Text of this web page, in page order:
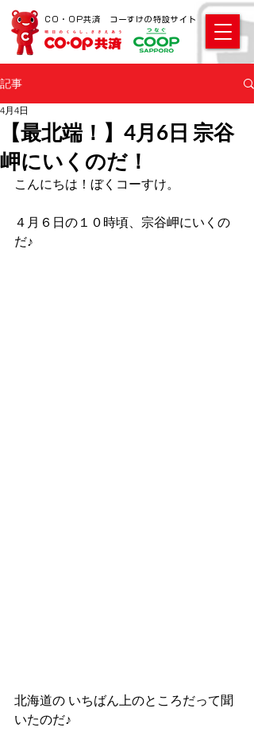
CO・OP共済 コーすけの特設サイト
記事
【最北端！】4月6日 宗谷
岬にいくのだ！
4月4日
こんにちは！ぼくコーすけ。
４月６日の１０時頃、宗谷岬にいくの
だ♪
北海道の いちばん上のところだって聞
いたのだ♪